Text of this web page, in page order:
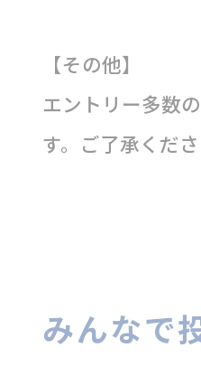
【その他】
エントリー多数
す。ご了承くだ
みんなで